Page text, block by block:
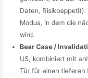
Daten,
Modus, in dem die
wird.
Bear Case /
US, kombiniert mit
Tür für einen tieferen